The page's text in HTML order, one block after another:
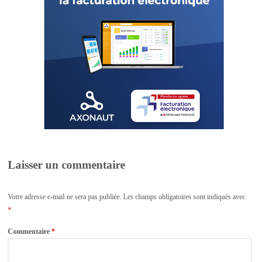
Laisser un commentaire
Votre adresse e-mail ne sera pas publiée. Les champs obligatoires sont indiqués avec
*
Commentaire*